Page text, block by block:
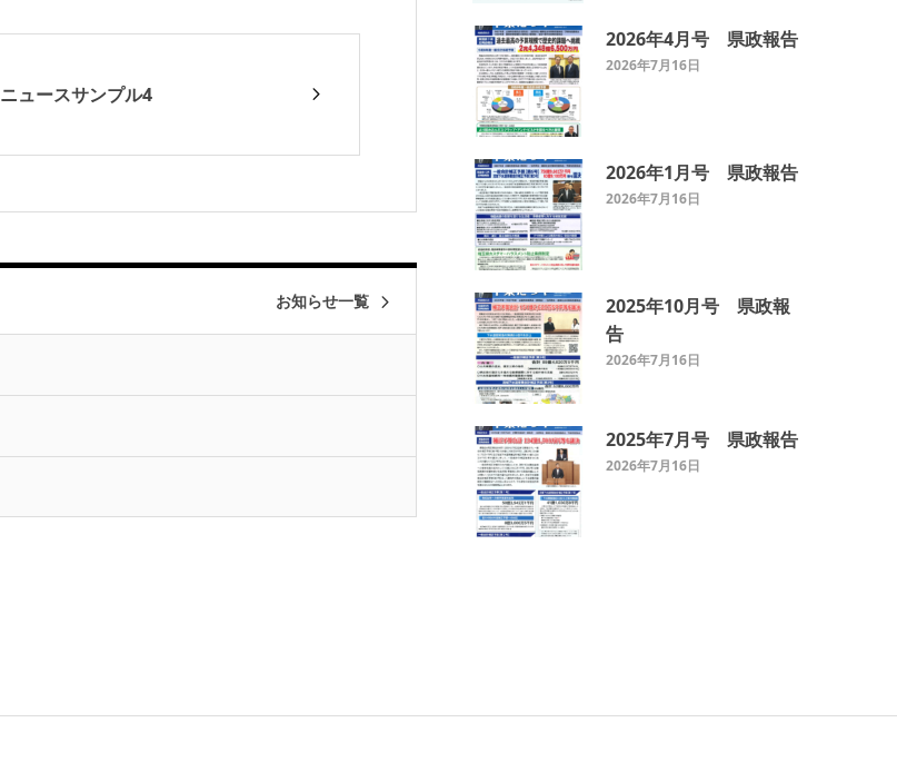
ニュースサンプル4
お知らせ一覧
2026年4月号 県政報告
2026年7月16日
2026年1月号 県政報告
2026年7月16日
2025年10月号 県政報
告
2026年7月16日
2025年7月号 県政報告
2026年7月16日